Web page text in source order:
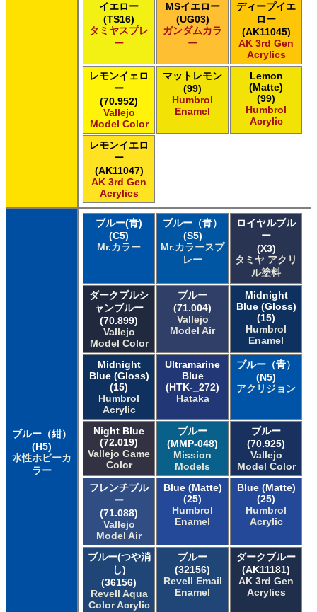
イエロー
(TS16)
タミヤスプレ
ー
MSイエロー
(UG03)
ガンダムカラ
ー
ディープイエ
ロー
(AK11045)
AK 3rd Gen
Acrylics
レモンイェロ
ー
(70.952)
Vallejo
Model Color
マットレモン
(99)
Humbrol
Enamel
Lemon
(Matte)
(99)
Humbrol
Acrylic
レモンイエロ
ー
(AK11047)
AK 3rd Gen
Acrylics
ブルー（紺）
(H5)
水性ホビーカ
ラー
ブルー(青)
(C5)
Mr.カラー
ブルー（青）
(S5)
Mr.カラースプ
レー
ロイヤルブル
ー
(X3)
タミヤ アクリ
ル塗料
ダークプルシ
ャンブルー
(70.899)
Vallejo
Model Color
ブルー
(71.004)
Vallejo
Model Air
Midnight
Blue (Gloss)
(15)
Humbrol
Enamel
Midnight
Blue (Gloss)
(15)
Humbrol
Acrylic
Ultramarine
Blue
(HTK-_272)
Hataka
ブルー（青）
(N5)
アクリジョン
Night Blue
(72.019)
Vallejo Game
Color
ブルー
(MMP-048)
Mission
Models
ブルー
(70.925)
Vallejo
Model Color
フレンチブル
ー
(71.088)
Vallejo
Model Air
Blue (Matte)
(25)
Humbrol
Enamel
Blue (Matte)
(25)
Humbrol
Acrylic
ブルー(つや消
し)
(36156)
Revell Aqua
Color Acrylic
ブルー
(32156)
Revell Email
Enamel
ダークブルー
(AK11181)
AK 3rd Gen
Acrylics